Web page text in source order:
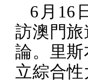
6 月 16
訪澳門
論。里
立綜合